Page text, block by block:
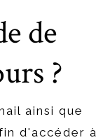
de
?
ainsi que
d'accéder à